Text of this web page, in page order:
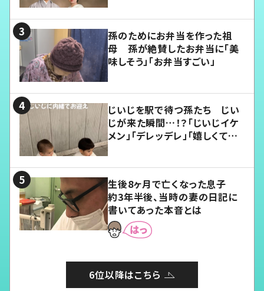
孫のためにお弁当を作った祖
母 孫が絶賛したお弁当に「美
味しそう」「お弁当すごい」
じいじを駅で待つ孫たち じい
じが来た瞬間…！？「じいじイケ
メン」「デレッデレ」「嬉しくて可
生後8ヶ月で亡くなった息子
約3年半後、当時の妻の日記に
書いてあった本音とは
6位以降はこちら